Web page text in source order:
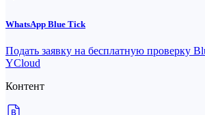
WhatsApp Blue Tick
Подать заявку на бесплатную проверку
YCloud
Контент